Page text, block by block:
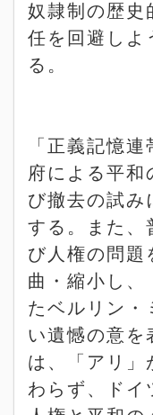
奴隷制の歴史
任を回避しよ
る。
「正義記憶
府による平和
び撤去の試み
する。また、
び人権の問題
曲・縮小し、
たベルリン・
い遺憾の意を
は、「アリ」
わらず、ドイ